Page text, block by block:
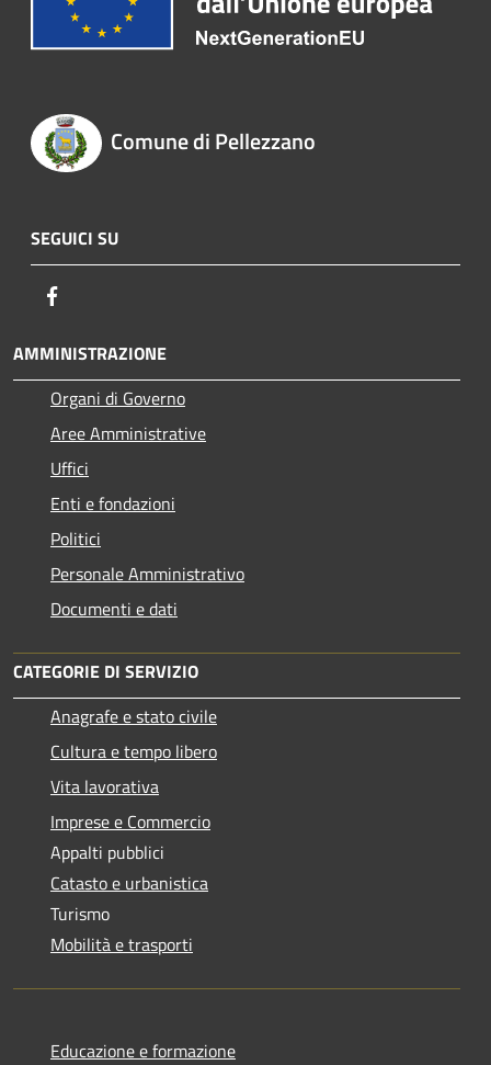
Comune di Pellezzano
SEGUICI SU
AMMINISTRAZIONE
Organi di Governo
Aree Amministrative
Uffici
Enti e fondazioni
Politici
Personale Amministrativo
Documenti e dati
CATEGORIE DI SERVIZIO
Anagrafe e stato civile
Cultura e tempo libero
Vita lavorativa
Imprese e Commercio
Appalti pubblici
Catasto e urbanistica
Turismo
Mobilità e trasporti
Educazione e formazione